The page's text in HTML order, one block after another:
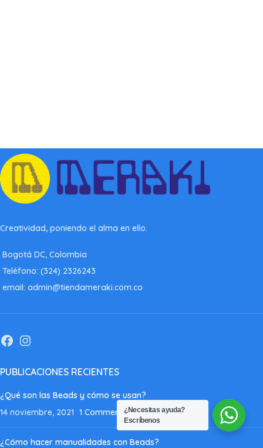
Creatividad, poniendo el alma en ello.
Bogotá DC, Colombia
Teléfono: (324) 2326243
email: admin@tiendameraki.com.co
PUBLICACIONES RECIENTES
¿Qué son las Beads y cómo se usan?
14 noviembre, 2021 1 Comment
¿Cómo hacer manualidades con Beads?
¿Necesitas ayuda?
Escríbenos